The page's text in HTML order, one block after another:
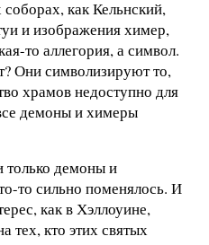
как Кельнский,
и изображения химер,
то аллегория, а символ.
Они символизируют то,
храмов недоступно для
демоны и химеры
только демоны и
то сильно поменялось. И
как в Хэллоуине,
тех, кто этих святых